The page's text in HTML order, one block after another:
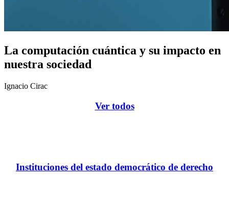
La computación cuántica y su impacto en
nuestra sociedad
Ignacio Cirac
Ver todos
Instituciones del estado democrático de derecho